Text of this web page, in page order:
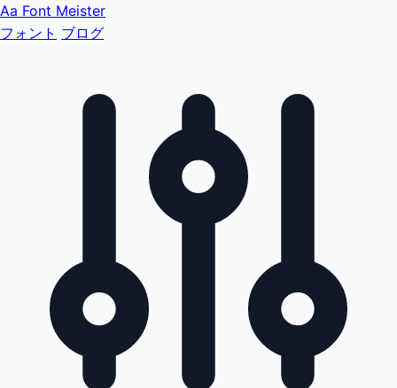
Aa Font Meister
フォント ブログ